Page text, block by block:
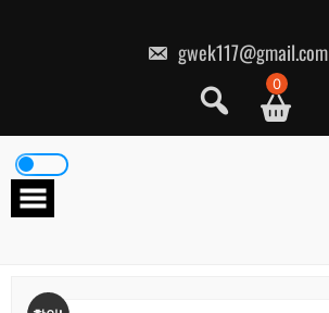
gwek117@gmail.com
0